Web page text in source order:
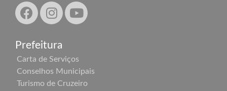
Prefeitura
Carta de Serviços
Conselhos Municipais
Turismo de Cruzeiro